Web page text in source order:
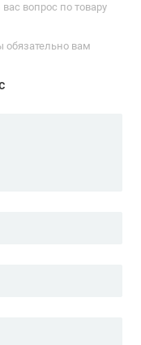
вопрос по товару
вам